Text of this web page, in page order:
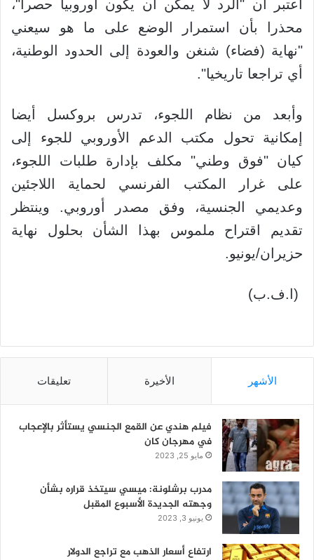
اعتبر أن "الرد لا يمكن أن يكون أوروبيا حصرا"،
محذرا بأن استمرار الوضع على ما هو سيعني
"نهاية (فضاء) شنغن والعودة إلى الحدود الوطنية،
أي تراجعا تاريخيا".
وأبعد من نظام اللجوء، تدرس بروكسل أيضا
إمكانية تحول مكتب الدعم الأوروبي للجوء إلى
كيان "فوق وطني" مكلف بإدارة طلبات اللجوء،
على غرار المكتب الفرنسي لحماية اللاجئين
وعديمي الجنسية، وفق مصدر أوروبي. وينتظر
تقديم اقتراح ملموس بهذا الشأن بحلول نهاية
حزيران/يونيو.
(ا.ف.ب)
الأشهر الأخيرة تعليقات
فيلم هندي عن القمع الجنسي يستأثر بالإعجاب
في مهرجان كان
مايو 25, 2023
مدرب برشلونة: ميسي سيتخذ قراره بشأن
وجهته الجديدة الأسبوع المقبل
يونيو 3, 2023
ارتفاع أسعار الذهب مع تراجع الدولار